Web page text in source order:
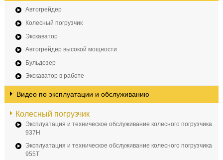
Автогрейдер
Колесный погрузчик
Экскаватор
Автогрейдер высокой мощности
Бульдозер
Экскаватор в работе
Видео по эксплуатации и обслуживанию
Колесный погрузчик
Эксплуатация и техническое обслуживание колесного погрузчика
937H
Эксплуатация и техническое обслуживание колесного погрузчика
955T